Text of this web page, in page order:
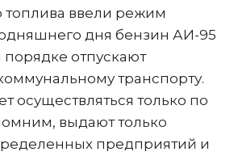
топлива ввели режим
дня бензин АИ-95
отпускают
транспорту.
осуществляться только по
выдают только
предприятий и